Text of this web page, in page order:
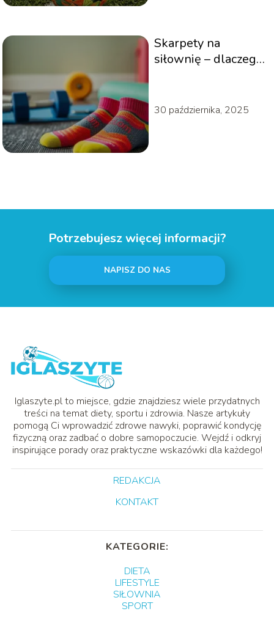
Skarpety na
siłownię – dlaczego
30 października, 2025
Potrzebujesz więcej informacji?
NAPISZ DO NAS
Iglaszyte.pl to miejsce, gdzie znajdziesz wiele przydatnych
treści na temat diety, sportu i zdrowia. Nasze artykuły
pomogą Ci wprowadzić zdrowe nawyki, poprawić kondycję
fizyczną oraz zadbać o dobre samopoczucie. Wejdź i odkryj
inspirujące porady oraz praktyczne wskazówki dla każdego!
REDAKCJA
KONTAKT
KATEGORIE:
DIETA
LIFESTYLE
SIŁOWNIA
SPORT